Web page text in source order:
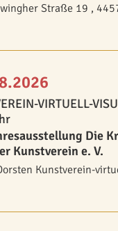
Straße 19 ,
VIRTUELL-
Die
Kunstverein e. V.
Kunstverein-